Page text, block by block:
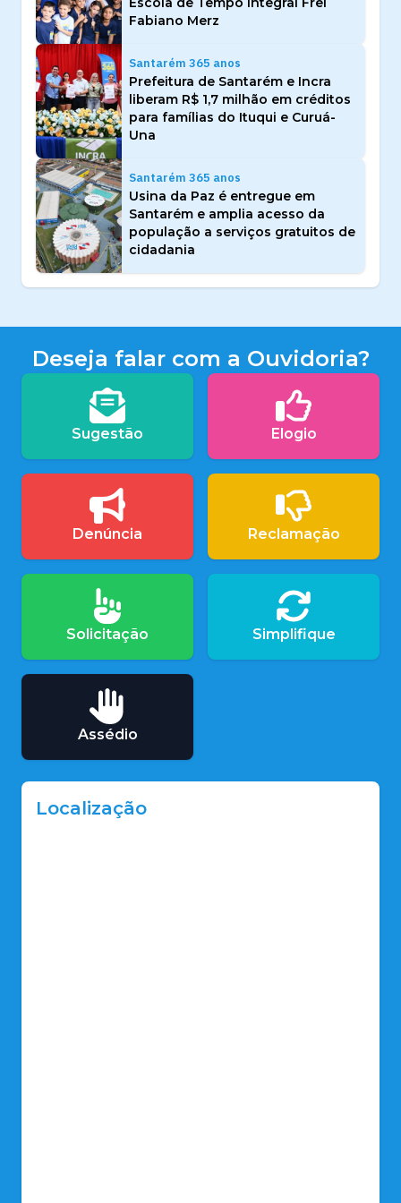
Fabiano Merz
Santarém 365 anos
Prefeitura de Santarém e Incra
liberam R$ 1,7 milhão em créditos
para famílias do Ituqui e Curuá-
Una
Santarém 365 anos
Usina da Paz é entregue em
Santarém e amplia acesso da
população a serviços gratuitos de
cidadania
Deseja falar com a Ouvidoria?
Sugestão Elogio
Denúncia Reclamação
Solicitação Simplifique
Assédio
Localização